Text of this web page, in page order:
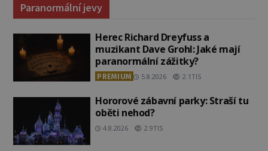
Paranormální jevy
Herec Richard Dreyfuss a
muzikant Dave Grohl: Jaké mají
paranormální zážitky?
PREMIUM 5.8.2026 2.1TIS
Hororové zábavní parky: Straší tu
oběti nehod?
4.8.2026 2.9TIS